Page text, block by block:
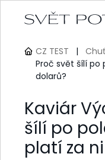
CZ TEST | Chuť
Proč svět šílí po
dolarů?
Kaviár
šílí po
platí za